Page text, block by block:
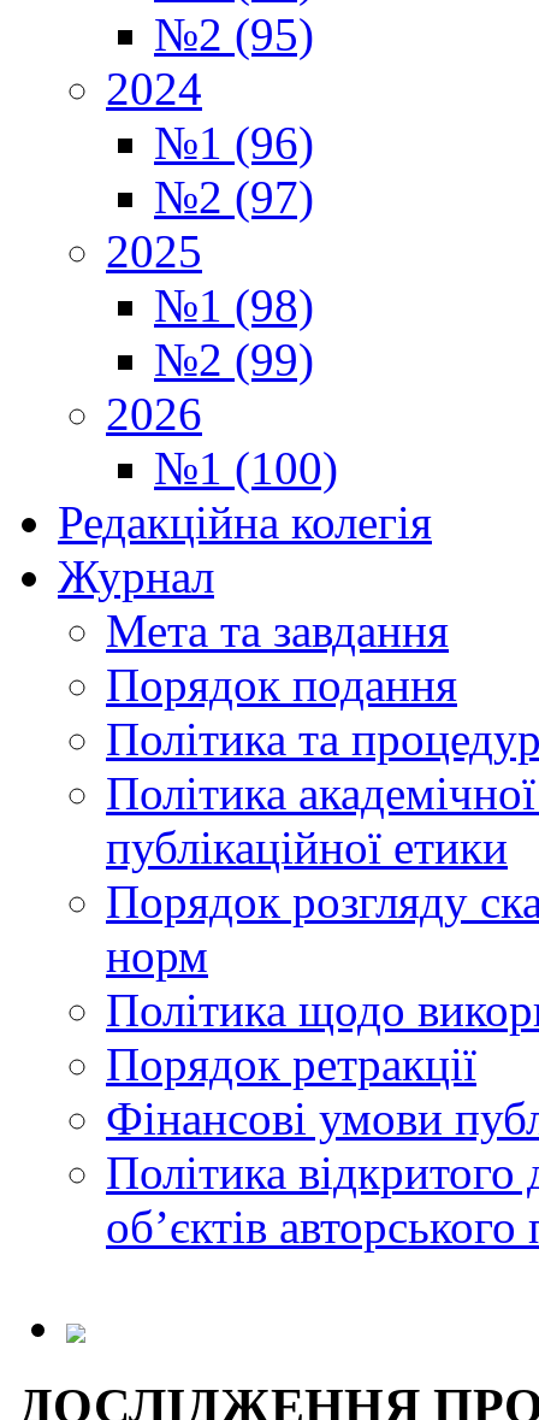
№2 (95)
2024
№1 (96)
№2 (97)
2025
№1 (98)
№2 (99)
2026
№1 (100)
Редакційна колегія
Журнал
Мета та завдання
Порядок подання
Політика та
Політика
публікаційної етики
Порядок розгляду
норм
Політика щодо
Порядок ретракції
Фінансові умови
Політика
обʼєктів авторського
ДОСЛІДЖЕННЯ